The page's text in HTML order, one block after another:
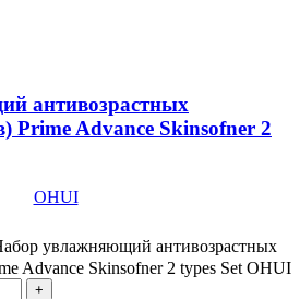
антивозрастных
Prime Advance Skinsofner 2
OHUI
увлажняющий антивозрастных
Advance Skinsofner 2 types Set OHUI